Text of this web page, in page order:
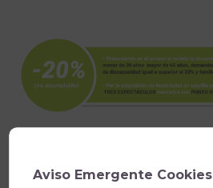
Aviso Emergente Cookies